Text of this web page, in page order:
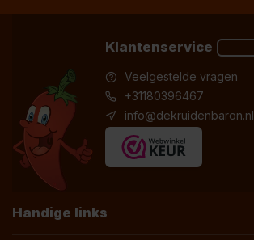
Klantenservice
Veelgestelde vragen
+31180396467
info@dekruidenbaron.nl
Handige links